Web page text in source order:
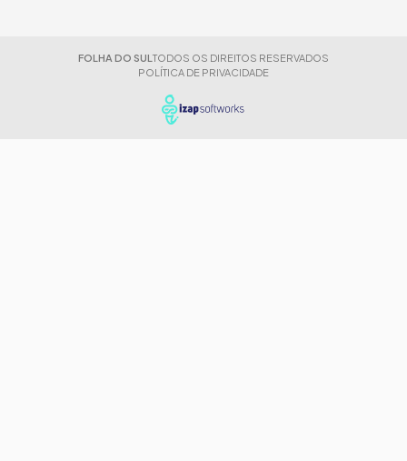
FOLHA DO SUL TODOS OS DIREITOS RESERVADOS
POLÍTICA DE PRIVACIDADE